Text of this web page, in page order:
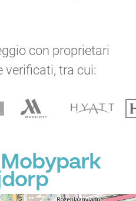
con proprietari
verificati, tra cui: